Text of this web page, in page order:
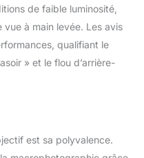
amovibles
hermétiques de
de la poussière
Le
de la poussière,
de faible luminosité,
à main levée. Les avis
qualifiant le
» et le flou d’arrière-
est sa polyvalence.